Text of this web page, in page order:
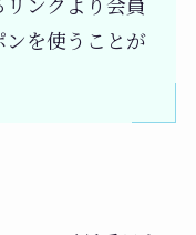
を使うことが